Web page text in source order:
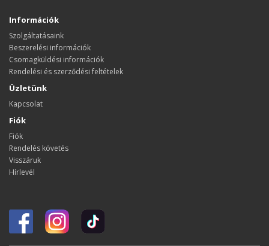
Információk
Szolgáltatásaink
Beszerelési információk
Csomagküldési információk
Rendelési és szerződési feltételek
Üzletünk
Kapcsolat
Fiók
Fiók
Rendelés követés
Visszáruk
Hírlevél